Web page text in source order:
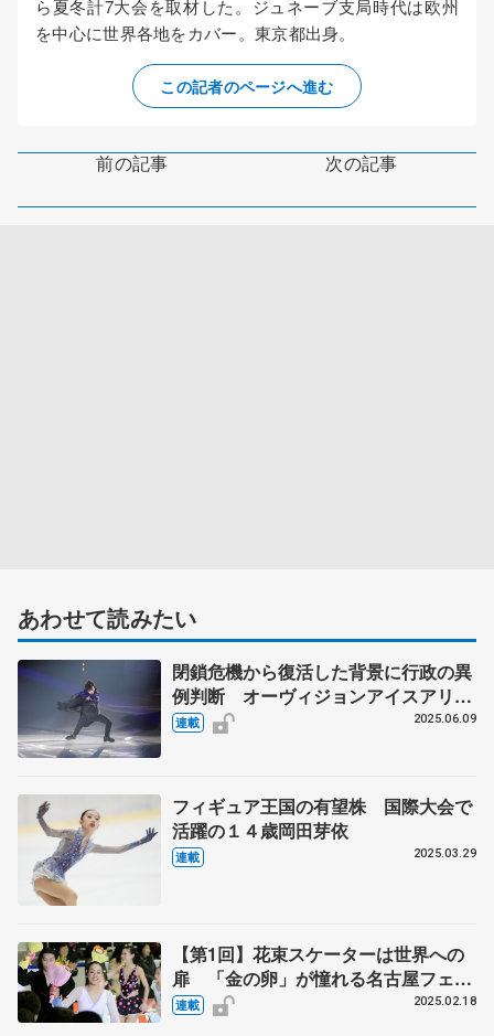
ら夏冬計7大会を取材した。ジュネーブ支局時代は欧州
を中心に世界各地をカバー。東京都出身。
この記者のページへ進む
前の記事 次の記事
あわせて読みたい
閉鎖危機から復活した背景に行政の異
例判断 オーヴィジョンアイスアリー
ナ福岡の舞台裏【第4回】
連載 2025.06.09
フィギュア王国の有望株 国際大会で
活躍の１４歳岡田芽依
連載 2025.03.29
【第1回】花束スケーターは世界への
扉 「金の卵」が憧れる名古屋フェス
ティバル 中村俊介「最も思い入れの
連載 2025.02.18